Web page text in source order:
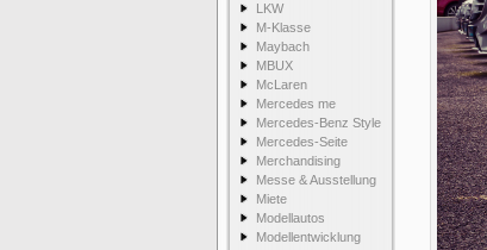
LKW
M-Klasse
Maybach
MBUX
McLaren
Mercedes me
Mercedes-Benz Style
Mercedes-Seite
Merchandising
Messe & Ausstellung
Miete
Modellautos
Modellentwicklung